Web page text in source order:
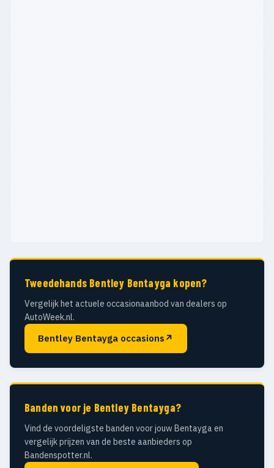
Tweedehands Bentley Bentayga kopen?
Vergelijk het actuele occasionaanbod van dealers op
AutoWeek.nl.
Bentley Bentayga occasions ↗
Banden voor je Bentley Bentayga?
Vind de voordeligste banden voor jouw Bentayga en
vergelijk prijzen van de beste aanbieders op
Bandenspotter.nl.